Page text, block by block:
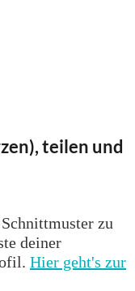
teilen und
zu
deiner
Hier geht's zur